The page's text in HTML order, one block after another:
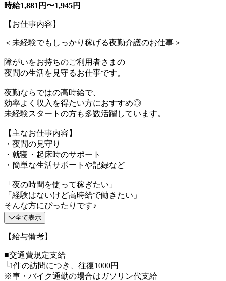
時給1,881円〜1,945円
【お仕事内容】
＜未経験でもしっかり稼げる夜勤介護のお仕事＞
障がいをお持ちのご利用者さまの
夜間の生活を見守るお仕事です。
夜勤ならではの高時給で、
効率よく収入を得たい方におすすめ◎
未経験スタートの方も多数活躍しています。
【主なお仕事内容】
・夜間の見守り
・就寝・起床時のサポート
・簡単な生活サポートや記録など
「夜の時間を使って稼ぎたい」
「経験はないけど高時給で働きたい」
そんな方にぴったりです♪
全て表示
【給与備考】
■交通費規定支給
└1件の訪問につき、往復1000円
※車・バイク通勤の場合はガソリン代支給